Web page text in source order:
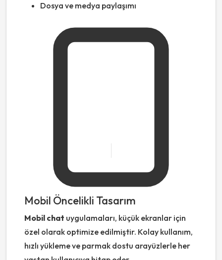
Dosya ve medya paylaşımı
Mobil Öncelikli Tasarım
Mobil chat uygulamaları, küçük ekranlar için
özel olarak optimize edilmiştir. Kolay kullanım,
hızlı yükleme ve parmak dostu arayüzlerle her